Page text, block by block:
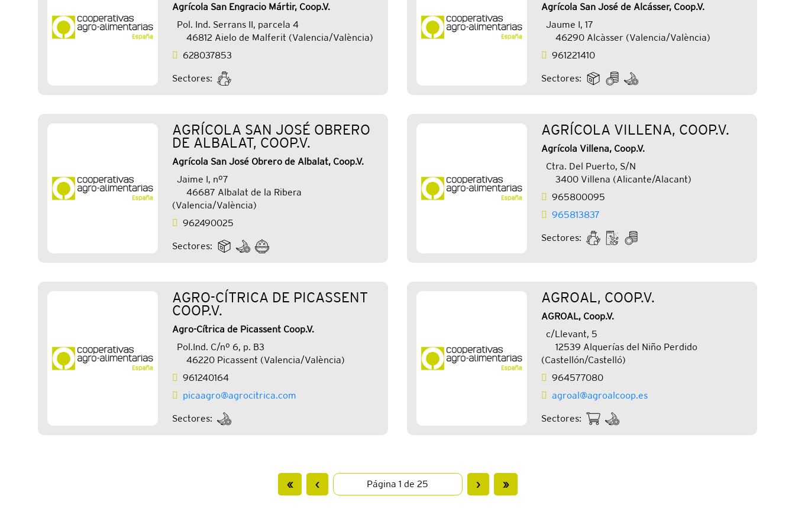
Agrícola San Engracio Mártir, Coop.V.
Pol. Ind. Serrans II, parcela 4
46812 Aielo de Malferit (Valencia/València)
628037853
Sectores:
Agrícola San José de Alcásser, Coop.V.
Jaume I, 17
46290 Alcàsser (Valencia/València)
961221410
Sectores:
AGRÍCOLA SAN JOSÉ OBRERO
DE ALBALAT, COOP.V.
Agrícola San José Obrero de Albalat, Coop.V.
Jaime I, nº7
46687 Albalat de la Ribera
(Valencia/València)
962490025
Sectores:
AGRÍCOLA VILLENA, COOP.V.
Agrícola Villena, Coop.V.
Ctra. Del Puerto, S/N
3400 Villena (Alicante/Alacant)
965800095
965813837
Sectores:
AGRO-CÍTRICA DE PICASSENT
COOP.V.
Agro-Cítrica de Picassent Coop.V.
Pol.Ind. C/nº 6, p. B3
46220 Picassent (Valencia/València)
961240164
picaagro@agrocitrica.com
Sectores:
AGROAL, COOP.V.
AGROAL, Coop.V.
c/Llevant, 5
12539 Alquerías del Niño Perdido
(Castellón/Castelló)
964577080
agroal@agroalcoop.es
Sectores:
« ‹ › »